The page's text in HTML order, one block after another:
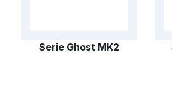
consente
luci attraverso il sistema
Serie Ghost MK2